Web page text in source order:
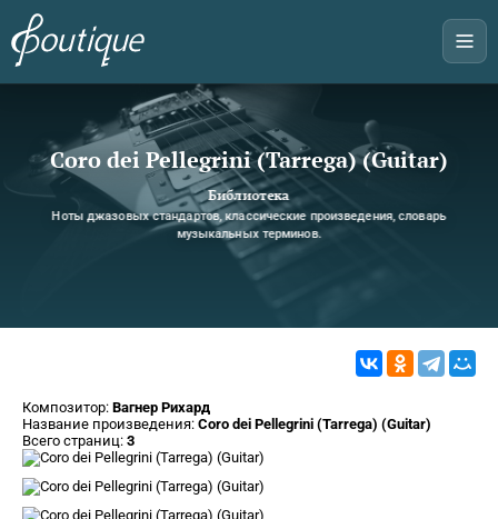
Coro dei Pellegrini (Tarrega) (Guitar)
Библиотека
Ноты джазовых стандартов, классические произведения, словарь
музыкальных терминов.
Композитор: Вагнер Рихард
Название произведения: Coro dei Pellegrini (Tarrega) (Guitar)
Всего страниц: 3